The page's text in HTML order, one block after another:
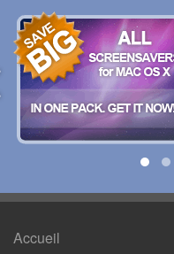
Accueil